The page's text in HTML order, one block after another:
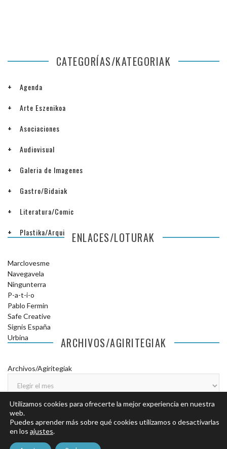
CATEGORÍAS/KATEGORIAK
Agenda
Arte Eszenikoa
Asociaciones
Audiovisual
Galeria de Imagenes
Gastro/Bidaiak
Literatura/Comic
Plastika/ArquitecturaENLACES/LOTURAK
Marclovesme
Navegavela
Ningunterra
P-a-t-i-o
Pablo Fermin
Safe Creative
Signis España
Urbina
ARCHIVOS/AGIRITEGIAK
Archivos/Agiritegiak
© COPYRIGHT DONOSTILANDIA.
Utilizamos cookies para ofrecerte la mejor experiencia en nuestra
web.
Puedes aprender más sobre qué cookies utilizamos o desactivarlas
en los ajustes.